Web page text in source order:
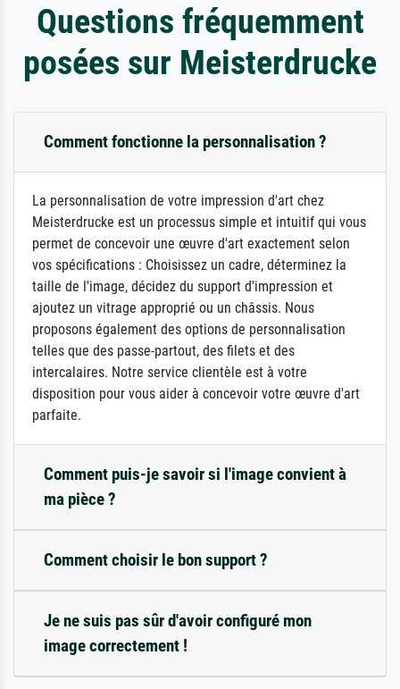
Questions fréquemment
posées sur Meisterdrucke
Comment fonctionne la personnalisation ?
La personnalisation de votre impression d'art chez
Meisterdrucke est un processus simple et intuitif qui vous
permet de concevoir une œuvre d'art exactement selon
vos spécifications : Choisissez un cadre, déterminez la
taille de l'image, décidez du support d'impression et
ajoutez un vitrage approprié ou un châssis. Nous
proposons également des options de personnalisation
telles que des passe-partout, des filets et des
intercalaires. Notre service clientèle est à votre
disposition pour vous aider à concevoir votre œuvre d'art
parfaite.
Comment puis-je savoir si l'image convient à
ma pièce ?
Comment choisir le bon support ?
Je ne suis pas sûr d'avoir configuré mon
image correctement !